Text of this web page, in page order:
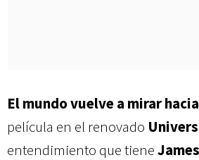
El mundo vuelve a mirar
película en el renovado
entendimiento que tiene